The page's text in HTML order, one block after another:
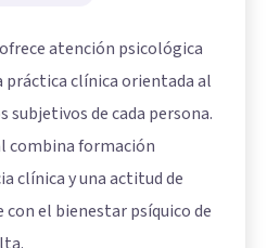
ofrece atención psicológica
práctica clínica orientada al
de cada persona.
combina formación
clínica y una actitud de
el bienestar psíquico de